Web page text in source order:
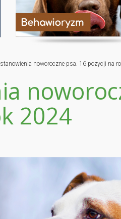
noworoczne psa. 16 pozycji na
2024